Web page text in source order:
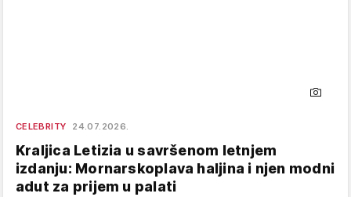
CELEBRITY 24.07.2026.
Kraljica Letizia u savršenom letnjem
izdanju: Mornarskoplava haljina i njen modni
adut za prijem u palati